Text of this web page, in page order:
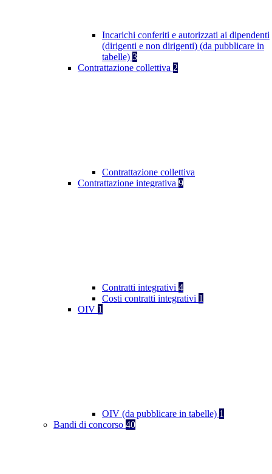
Incarichi conferiti e autorizzati ai dipendenti
(dirigenti e non dirigenti) (da pubblicare in
tabelle) 3
Contrattazione collettiva 2
Contrattazione collettiva
Contrattazione integrativa 9
Contratti integrativi 4
Costi contratti integrativi 1
OIV 1
OIV (da pubblicare in tabelle) 1
Bandi di concorso 40